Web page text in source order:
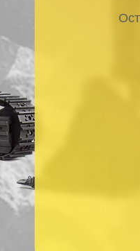
Ваш номер